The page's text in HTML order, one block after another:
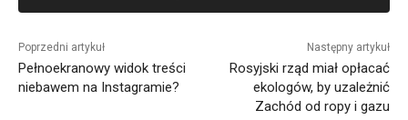
Poprzedni artykuł
Pełnoekranowy widok treści
niebawem na Instagramie?
Następny artykuł
Rosyjski rząd miał opłacać
ekologów, by uzależnić
Zachód od ropy i gazu